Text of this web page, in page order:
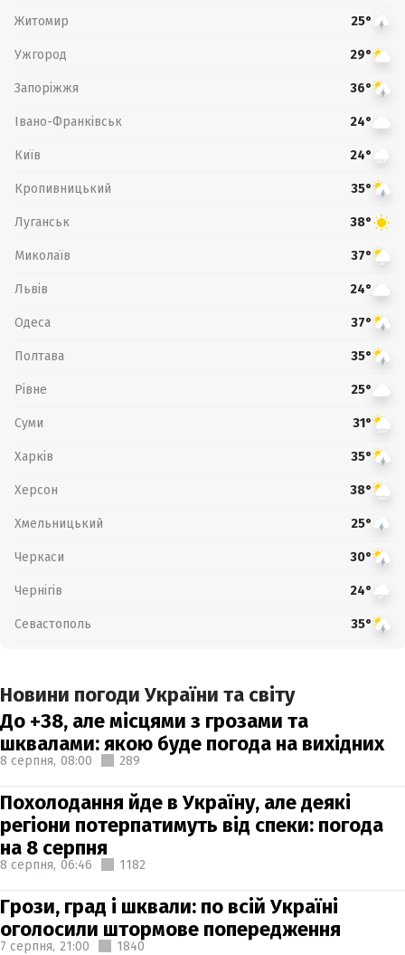
Житомир 25°
Ужгород 29°
Запоріжжя 36°
Івано-Франківськ 24°
Київ 24°
Кропивницький 35°
Луганськ 38°
Миколаїв 37°
Львів 24°
Одеса 37°
Полтава 35°
Рівне 25°
Суми 31°
Харків 35°
Херсон 38°
Хмельницький 25°
Черкаси 30°
Чернігів 24°
Севастополь 35°
Новини погоди України та світу
До +38, але місцями з грозами та
шквалами: якою буде погода на вихідних
8 серпня, 08:00 289
Похолодання йде в Україну, але деякі
регіони потерпатимуть від спеки: погода
на 8 серпня
8 серпня, 06:46 1182
Грози, град і шквали: по всій Україні
оголосили штормове попередження
7 серпня, 21:00 1840